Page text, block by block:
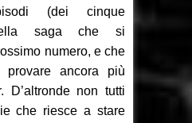
(dei cinque
saga che si
numero, e che
provare ancora più
D’altronde non tutti
che riesce a stare